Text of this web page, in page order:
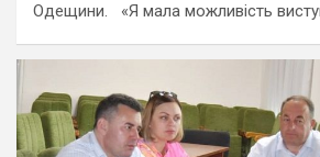
Одещини. «Я мала можливість